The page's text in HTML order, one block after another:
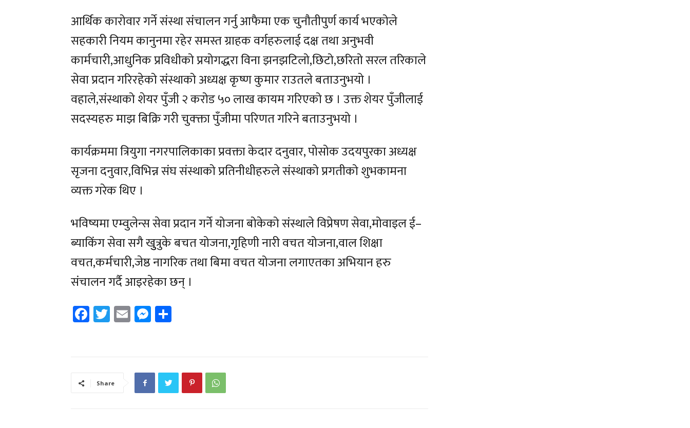
आर्थिक कारोवार गर्ने संस्था संचालन गर्नु आफैमा एक चुनौतीपुर्ण कार्य भएकोले
सहकारी नियम कानुनमा रहेर समस्त ग्राहक वर्गहरुलाई दक्ष तथा अनुभवी
कार्मचारी,आधुनिक प्रविधीको प्रयोगद्धरा विना झनझटिलो,छिटो,छरितो सरल तरिकाले
सेवा प्रदान गरिरहेको संस्थाको अध्यक्ष कृष्ण कुमार राउतले बताउनुभयो ।
वहाले,संस्थाको शेयर पुँजी २ करोड ५० लाख कायम गरिएको छ । उक्त शेयर पुँजीलाई
सदस्यहरु माझ बिक्रि गरी चुक्क्ता पुँजीमा परिणत गरिने बताउनुभयो ।
कार्यक्रममा त्रियुगा नगरपालिकाका प्रवक्ता केदार दनुवार, पोसोक उदयपुरका अध्यक्ष
सृजना दनुवार,विभिन्न संघ संस्थाको प्रतिनीधीहरुले संस्थाको प्रगतीको शुभकामना
व्यक्त गरेक थिए ।
भविष्यमा एम्वुलेन्स सेवा प्रदान गर्ने योजना बोकेको संस्थाले विप्रेषण सेवा,मोवाइल ई–
ब्याकिंग सेवा सगै खुुत्रुके बचत योजना,गृहिणी नारी वचत योजना,वाल शिक्षा
वचत,कर्मचारी,जेष्ठ नागरिक तथा बिमा वचत योजना लगाएतका अभियान हरु
संचालन गर्दै आइरहेका छन् ।
Facebook
Twitter
EmailMessenger
Share